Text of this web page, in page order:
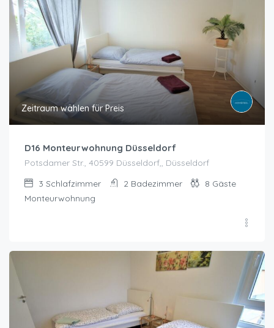
Zeitraum wählen für Preis
D16 Monteurwohnung Düsseldorf
Potsdamer Str., 40599 Düsseldorf,, Düsseldorf
3 Schlafzimmer 2 Badezimmer 8 Gäste
Monteurwohnung